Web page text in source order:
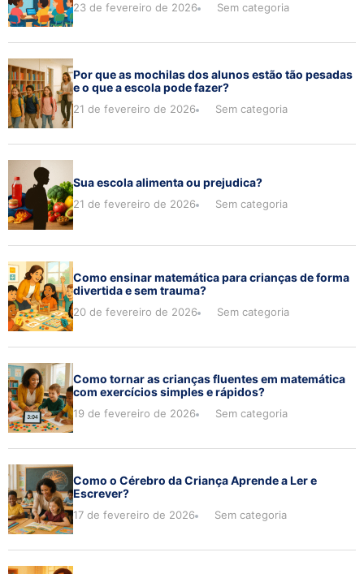
23 de fevereiro de 2026 Sem categoria
Por que as mochilas dos alunos estão tão pesadas
e o que a escola pode fazer?
21 de fevereiro de 2026 Sem categoria
Sua escola alimenta ou prejudica?
21 de fevereiro de 2026 Sem categoria
Como ensinar matemática para crianças de forma
divertida e sem trauma?
20 de fevereiro de 2026 Sem categoria
Como tornar as crianças fluentes em matemática
com exercícios simples e rápidos?
19 de fevereiro de 2026 Sem categoria
Como o Cérebro da Criança Aprende a Ler e
Escrever?
17 de fevereiro de 2026 Sem categoria